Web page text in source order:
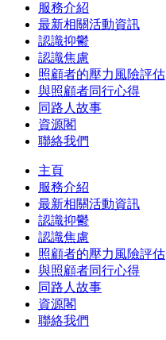
服務介紹
最新相關活動資訊
認識抑鬱
認識焦慮
照顧者的壓力風險評估
與照顧者同行心得
同路人故事
資源閣
聯絡我們
主頁
服務介紹
最新相關活動資訊
認識抑鬱
認識焦慮
照顧者的壓力風險評估
與照顧者同行心得
同路人故事
資源閣
聯絡我們